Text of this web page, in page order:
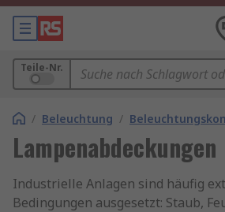
Teile-Nr.
/ Beleuchtung /
Lampenabdeckungen
Industrielle Anlagen sind häufig
Bedingungen ausgesetzt: Staub,